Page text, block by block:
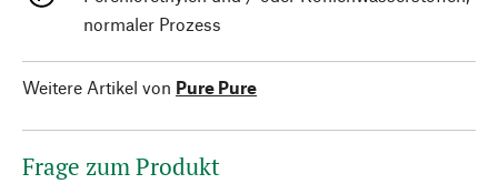
normaler Prozess
Weitere Artikel von Pure Pure
Frage zum Produkt